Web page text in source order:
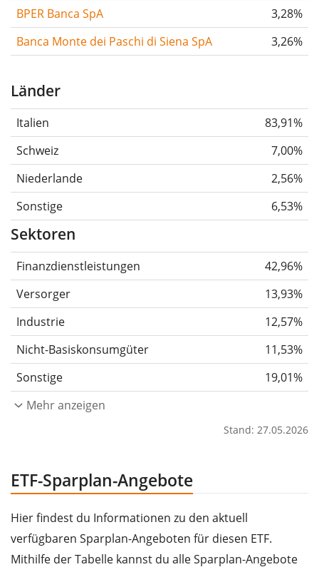
BPER Banca SpA
3,28%
Banca Monte dei Paschi di Siena SpA
3,26%
Länder
Italien
83,91%
Schweiz
7,00%
Niederlande
2,56%
Sonstige
6,53%
Sektoren
Finanzdienstleistungen
42,96%
Versorger
13,93%
Industrie
12,57%
Nicht-Basiskonsumgüter
11,53%
Sonstige
19,01%
Mehr anzeigen
Stand: 27.05.2026
ETF-Sparplan-Angebote
Hier findest du Informationen zu den aktuell
verfügbaren Sparplan-Angeboten für diesen ETF.
Mithilfe der Tabelle kannst du alle Sparplan-Angebote